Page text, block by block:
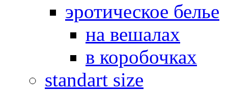
эротическое белье
на вешалах
в коробочках
standart size